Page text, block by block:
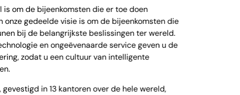
is om de bijeenkomsten die er toe doen
onze gedeelde visie is om de bijeenkomsten die
bij de belangrijkste beslissingen ter wereld.
en ongeëvenaarde service geven u de
zodat u een cultuur van intelligente
in 13 kantoren over de hele wereld,